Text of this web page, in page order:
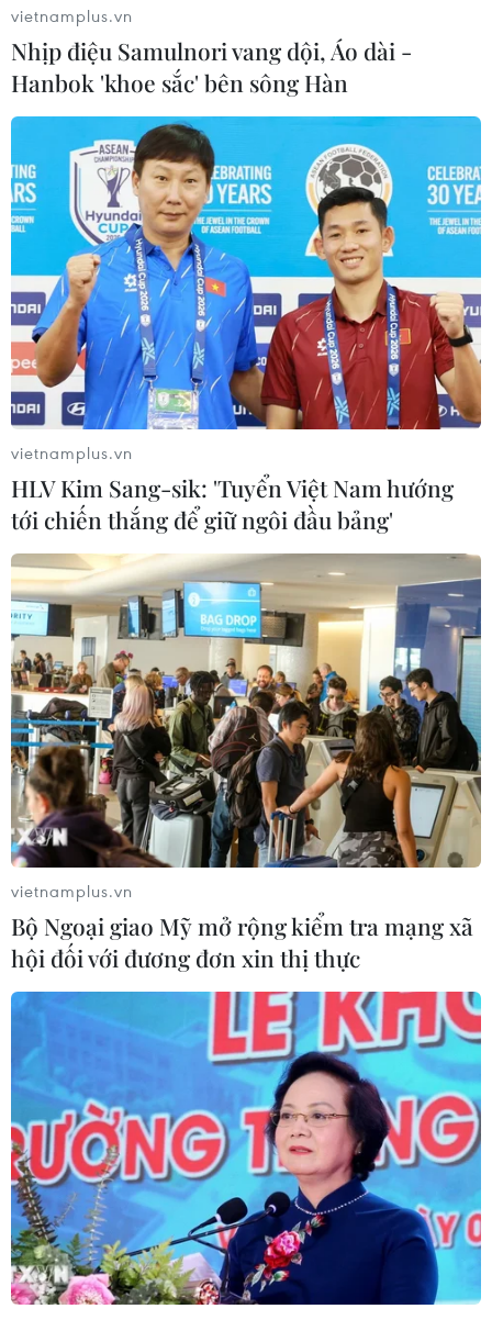
TIN CÙNG CHUYÊN MỤC
Giao tranh dữ dội ở miền Tây Libya,
nhiều tù nhân vượt ngục
05/08/2026 05:58
Lở đất tại Ethiopia khiến ít nhất 14
vietnamplus.vn
Nhịp điệu Samulnori vang dội, Áo dài -
Hanbok 'khoe sắc' bên sông Hàn
vietnamplus.vn
HLV Kim Sang-sik: 'Tuyển Việt Nam hướng
tới chiến thắng để giữ ngôi đầu bảng'
vietnamplus.vn
Bộ Ngoại giao Mỹ mở rộng kiểm tra mạng xã
hội đối với đương đơn xin thị thực